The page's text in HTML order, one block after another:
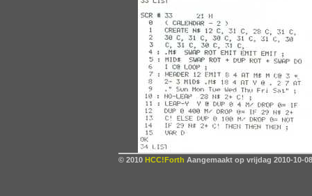
© 2010 HCC!Forth Aangemaakt op vrijdag 2010-10-